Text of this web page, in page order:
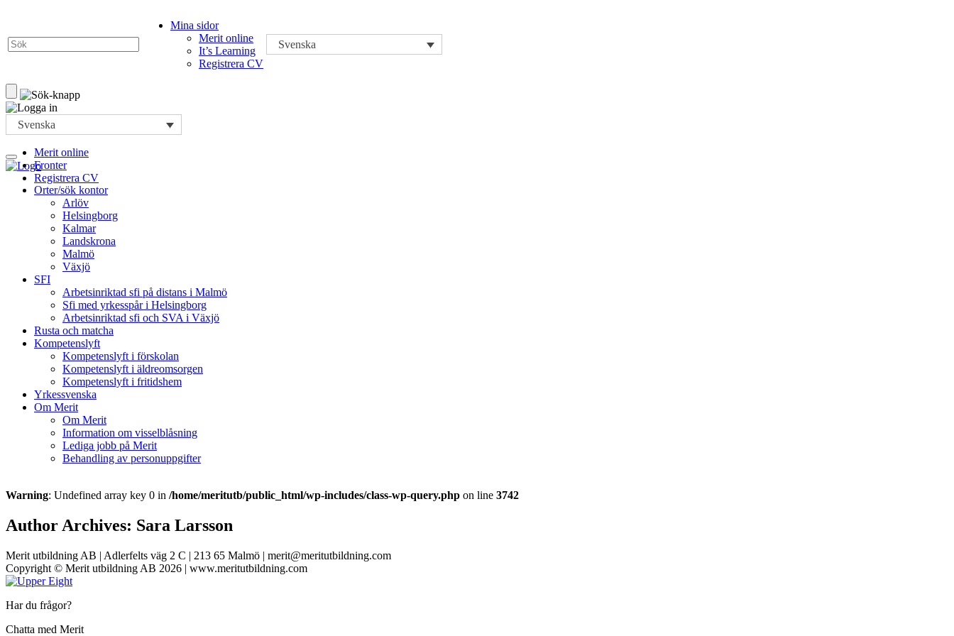
Mina sidor
Merit online
It’s Learning
Registrera CV
Svenska
Svenska
Merit online
Fronter
Registrera CV
Orter/sök kontor
Arlöv
Helsingborg
Kalmar
Landskrona
Malmö
Växjö
SFI
Arbetsinriktad sfi på distans i Malmö
Sfi med yrkesspår i Helsingborg
Arbetsinriktad sfi och SVA i Växjö
Rusta och matcha
Kompetenslyft
Kompetenslyft i förskolan
Kompetenslyft i äldreomsorgen
Kompetenslyft i fritidshem
Yrkessvenska
Om Merit
Om Merit
Information om visselblåsning
Lediga jobb på Merit
Behandling av personuppgifter
Warning: Undefined array key 0 in /home/meritutb/public_html/wp-includes/class-wp-query.php on line 3742
Author Archives: Sara Larsson
Merit utbildning AB | Adlerfelts väg 2 C | 213 65 Malmö | merit@meritutbildning.com
Copyright © Merit utbildning AB 2026 | www.meritutbildning.com
Har du frågor?
Chatta med Merit